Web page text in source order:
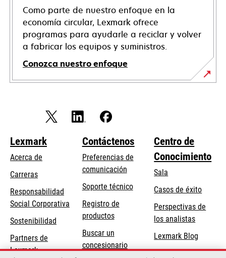
Como parte de nuestro enfoque en la
economía circular, Lexmark ofrece
programas para ayudarle a reciclar y volver
a fabricar los equipos y suministros.
Conozca nuestro enfoque
Lexmark
Acerca de
Carreras
Responsabilidad
Social Corporativa opens
new
tab
Sostenibilidad
Partners de
Lexmark
Contáctenos
Preferencias de
comunicación
Soporte técnicoopens
Registro de
productos
Buscar un
concesionario
Centro de
Conocimiento
Sala
Casos de éxito
Perspectivas de
los analistas
Lexmark Blog